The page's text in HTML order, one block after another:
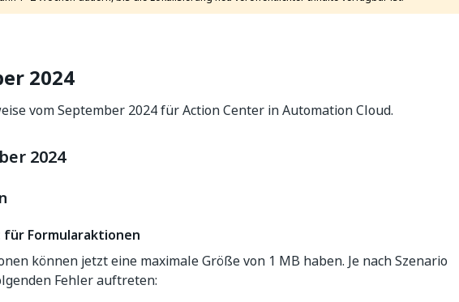
2024
vom September 2024 für Action Center in Automation Cloud.
2024
für Formularaktionen
können jetzt eine maximale Größe von 1 MB haben. Je nach Szenario
Fehler auftreten: